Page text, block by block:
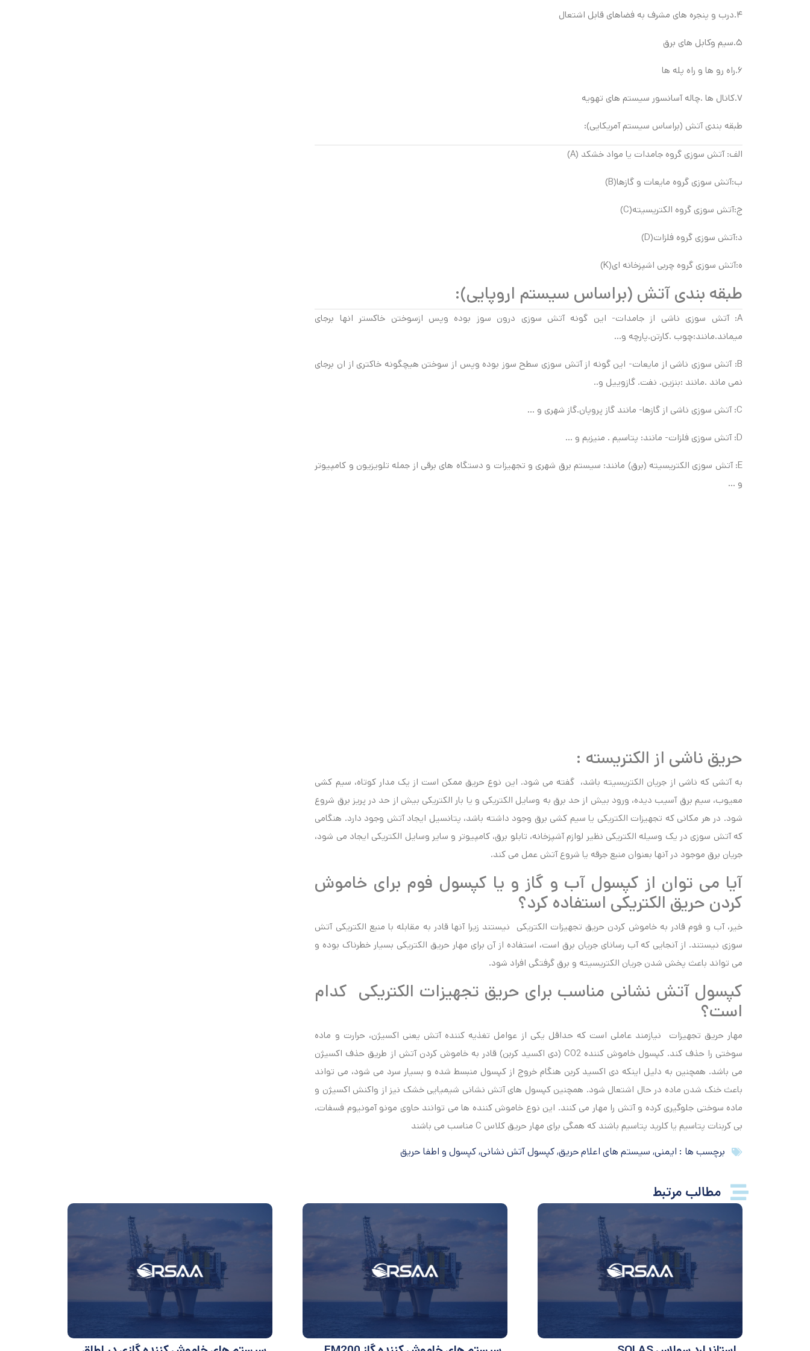
۴.درب و پنجره های مشرف به فضاهای قابل اشتعال
۵.سیم وکابل های برق
۶.راه رو ها و راه پله ها
۷.کانال ها .چاله آسانسور سیستم های تهویه
طبقه بندی آتش (براساس سیستم آمریکایی):
الف: آتش سوزی گروه جامدات یا مواد خشکد (A)
ب:آتش سوزی گروه مایعات و گازها(B)
ج:آتش سوزی گروه الکتریسیته(C)
د:آتش سوزی گروه فلزات(D)
ه:آتش سوزی گروه چربی اشپزخانه ای(K)
طبقه بندی آتش (براساس سیستم اروپایی):
A: آتش سوزی ناشی از جامدات- این گونه آتش سوزی درون سوز بوده وپس ازسوختن خاکستر انها برجای
میماند.مانند:چوب .کارتن.پارچه و…
B: آتش سوزی ناشی از مایعات- این گونه از آتش سوزی سطح سوز بوده وپس از سوختن هیچگونه خاکتری از ان برجای
نمی ماند .مانند :بنزین. نفت. گازوییل و..
C: آتش سوزی ناشی از گازها- مانند گاز پروپان.گاز شهری و …
D: آتش سوزی فلزات- مانند: پتاسیم . منیزیم و …
E: آتش سوزی الکتریسیته (برق) مانند: سیستم برق شهری و تجهیزات و دستگاه های برقی از جمله تلویزیون و کامپیوتر
و …
حریق ناشی از الکتریسته :
به آتشی که ناشی از جریان الکتریسیته باشد، گفته می شود. این نوع حریق ممکن است از یک مدار کوتاه، سیم کشی
معیوب، سیم برق آسیب دیده، ورود بیش از حد برق به وسایل الکتریکی و یا بار الکتریکی بیش از حد در پریز برق شروع
شود. در هر مکانی که تجهیزات الکتریکی یا سیم کشی برق وجود داشته باشد، پتانسیل ایجاد آتش وجود دارد. هنگامی
که آتش سوزی در یک وسیله الکتریکی نظیر لوازم آشپزخانه، تابلو برق، کامپیوتر و سایر وسایل الکتریکی ایجاد می شود،
جریان برق موجود در آنها بعنوان منبع جرقه یا شروع آتش عمل می کند.
آیا می توان از کپسول آب و گاز و یا کپسول فوم برای خاموش
کردن حریق الکتریکی استفاده کرد؟
خیر، آب و فوم قادر به خاموش کردن حریق تجهیزات الکتریکی نیستند زیرا آنها قادر به مقابله با منبع الکتریکی آتش
سوزی نیستند. از آنجایی که آب رسانای جریان برق است، استفاده از آن برای مهار حریق الکتریکی بسیار خطرناک بوده و
می تواند باعث پخش شدن جریان الکتریسیته و برق گرفتگی افراد شود.
کپسول آتش نشانی مناسب برای حریق تجهیزات الکتریکی کدام
است؟
مهار حریق تجهیزات نیازمند عاملی است که حداقل یکی از عوامل تغذیه کننده آتش یعنی اکسیژن، حرارت و ماده
سوختی را حذف کند. کپسول خاموش کننده CO2 (دی اکسید کربن) قادر به خاموش کردن آتش از طریق حذف اکسیژن
می باشد. همچنین به دلیل اینکه دی اکسید کربن هنگام خروج از کپسول منبسط شده و بسیار سرد می شود، می تواند
باعث خنک شدن ماده در حال اشتعال شود. همچنین کپسول های آتش نشانی شیمیایی خشک نیز از واکنش اکسیژن و
ماده سوختی جلوگیری کرده و آتش را مهار می کنند. این نوع خاموش کننده ها می توانند حاوی مونو آمونیوم فسفات،
بی کربنات پتاسیم یا کلرید پتاسیم باشند که همگی برای مهار حریق کلاس C مناسب می باشند
برچسب ها : ایمنی, سیستم های اعلام حریق,کپسول آتش نشانی,کپسول و اطفا حریق
مطالب مرتبط